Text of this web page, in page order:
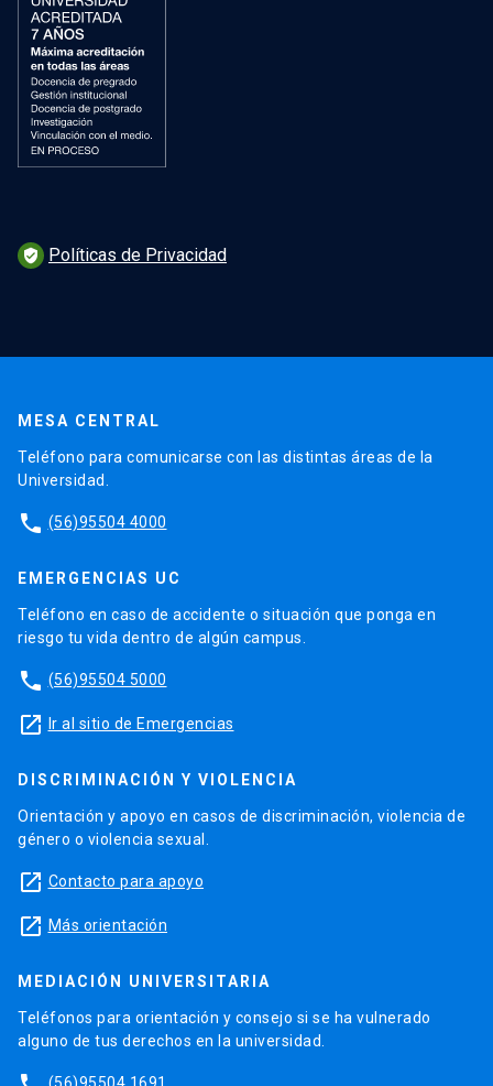
verified_user Políticas de Privacidad
MESA CENTRAL
Teléfono para comunicarse con las distintas áreas de la
Universidad.
phone (56)95504 4000
EMERGENCIAS UC
Teléfono en caso de accidente o situación que ponga en
riesgo tu vida dentro de algún campus.
phone (56)95504 5000
launch Ir al sitio de Emergencias
DISCRIMINACIÓN Y VIOLENCIA
Orientación y apoyo en casos de discriminación, violencia de
género o violencia sexual.
launch Contacto para apoyo
launch Más orientación
MEDIACIÓN UNIVERSITARIA
Teléfonos para orientación y consejo si se ha vulnerado
alguno de tus derechos en la universidad.